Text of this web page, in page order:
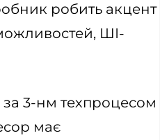
робить акцент
ШІ-
3-нм техпроцесом
має